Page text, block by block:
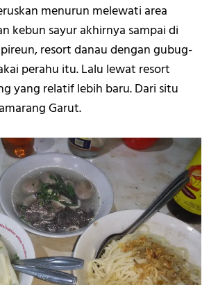
menurun melewati area
kebun sayur akhirnya sampai di
resort danau dengan gubug-
perahu itu. Lalu lewat resort
yang relatif lebih baru. Dari situ
Garut.